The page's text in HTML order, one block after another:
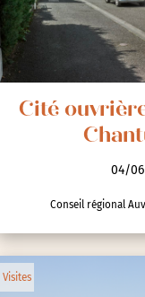
Cité
04/
Conseil régional
Visites